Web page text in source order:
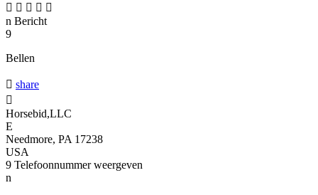
    
n Bericht
9
Bellen
 share

Horsebid,LLC
E
Needmore, PA 17238
USA
9 Telefoonnummer weergeven
n